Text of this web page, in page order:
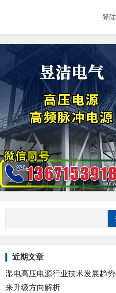
登陆
近期文章
湿电高压电源行业技术发展趋
来升级方向解析